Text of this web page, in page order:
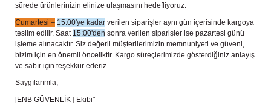
sürede ürünlerinizin elinize ulaşmasını hedefliyoruz.
Cumartesi – 15:00'ye kadar verilen siparişler aynı gün içerisinde kargoya
teslim edilir. Saat 15:00'den sonra verilen siparişler ise pazartesi günü
işleme alınacaktır. Siz değerli müşterilerimizin memnuniyeti ve güveni,
bizim için en önemli önceliktir. Kargo süreçlerimizde gösterdiğiniz anlayış
ve sabır için teşekkür ederiz.
Saygılarımla,
[ENB GÜVENLİK ] Ekibi"